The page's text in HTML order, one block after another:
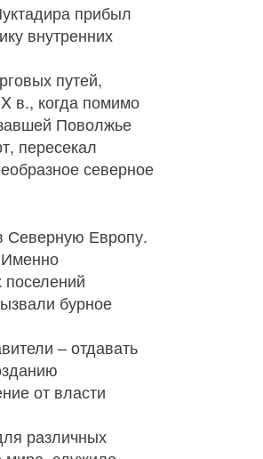
прибыл
внутренних
путей,
в., когда помимо
Поволжье
пересекал
северное
Северную Европу.
бурное
– отдавать
от власти
различных